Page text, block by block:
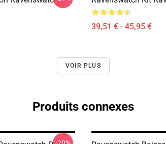
39,51 € - 45,95 €
VOIR PLUS
Produits connexes